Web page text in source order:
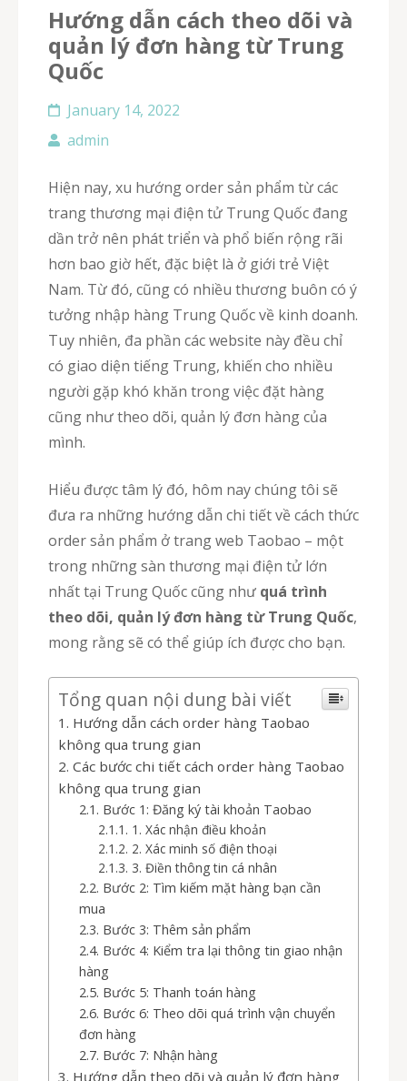
Hướng dẫn cách theo dõi và
quản lý đơn hàng từ Trung
Quốc
January 14, 2022
admin
Hiện nay, xu hướng order sản phẩm từ các
trang thương mại điện tử Trung Quốc đang
dần trở nên phát triển và phổ biến rộng rãi
hơn bao giờ hết, đặc biệt là ở giới trẻ Việt
Nam. Từ đó, cũng có nhiều thương buôn có ý
tưởng nhập hàng Trung Quốc về kinh doanh.
Tuy nhiên, đa phần các website này đều chỉ
có giao diện tiếng Trung, khiến cho nhiều
người gặp khó khăn trong việc đặt hàng
cũng như theo dõi, quản lý đơn hàng của
mình.
Hiểu được tâm lý đó, hôm nay chúng tôi sẽ
đưa ra những hướng dẫn chi tiết về cách thức
order sản phẩm ở trang web Taobao – một
trong những sàn thương mại điện tử lớn
nhất tại Trung Quốc cũng như quá trình
theo dõi, quản lý đơn hàng từ Trung Quốc,
mong rằng sẽ có thể giúp ích được cho bạn.
Tổng quan nội dung bài viết
Hướng dẫn cách order hàng Taobao
không qua trung gian
Các bước chi tiết cách order hàng Taobao
không qua trung gian
Bước 1: Đăng ký tài khoản Taobao
1. Xác nhận điều khoản
2. Xác minh số điện thoại
3. Điền thông tin cá nhân
Bước 2: Tìm kiếm mặt hàng bạn cần
mua
Bước 3: Thêm sản phẩm
Bước 4: Kiểm tra lại thông tin giao nhận
hàng
Bước 5: Thanh toán hàng
Bước 6: Theo dõi quá trình vận chuyển
đơn hàng
Bước 7: Nhận hàng
Hướng dẫn theo dõi và quản lý đơn hàng